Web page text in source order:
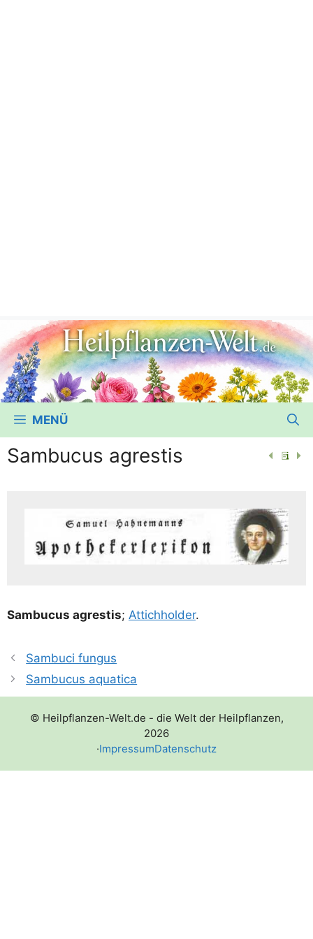
MENÜ
Sambucus agrestis
Sam­bu­cus agres­tis; Attich­hol­der.
Sambuci fungus
Sambucus aquatica
© Heilpflanzen-Welt.de - die Welt der Heilpflanzen,
2026
·ImpressumDatenschutz